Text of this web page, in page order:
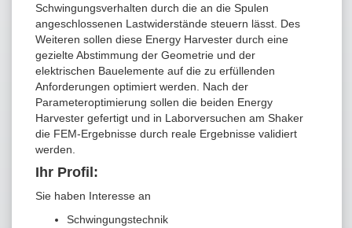
Schwingungsverhalten durch die an die Spulen
angeschlossenen Lastwiderstände steuern lässt. Des
Weiteren sollen diese Energy Harvester durch eine
gezielte Abstimmung der Geometrie und der
elektrischen Bauelemente auf die zu erfüllenden
Anforderungen optimiert werden. Nach der
Parameteroptimierung sollen die beiden Energy
Harvester gefertigt und in Laborversuchen am Shaker
die FEM-Ergebnisse durch reale Ergebnisse validiert
werden.
Ihr Profil:
Sie haben Interesse an
Schwingungstechnik